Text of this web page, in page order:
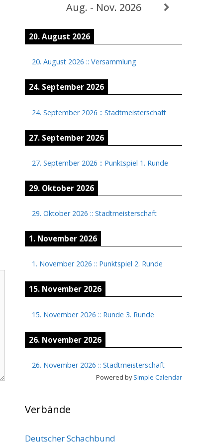
Aug. - Nov. 2026
20. August 2026
20. August 2026 :: Versammlung
24. September 2026
24. September 2026 :: Stadtmeisterschaft
27. September 2026
27. September 2026 :: Punktspiel 1. Runde
29. Oktober 2026
29. Oktober 2026 :: Stadtmeisterschaft
1. November 2026
1. November 2026 :: Punktspiel 2. Runde
15. November 2026
15. November 2026 :: Runde 3. Runde
26. November 2026
26. November 2026 :: Stadtmeisterschaft
Powered bySimple Calendar
Verbände
Deutscher Schachbund